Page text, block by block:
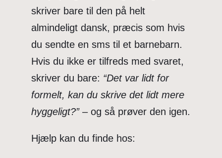
skriver bare til den på helt
almindeligt dansk, præcis som hvis
du sendte en sms til et barnebarn.
Hvis du ikke er tilfreds med svaret,
skriver du bare: “Det var lidt for
formelt, kan du skrive det lidt mere
hyggeligt?”– og så prøver den igen.
Hjælp kan du finde hos: